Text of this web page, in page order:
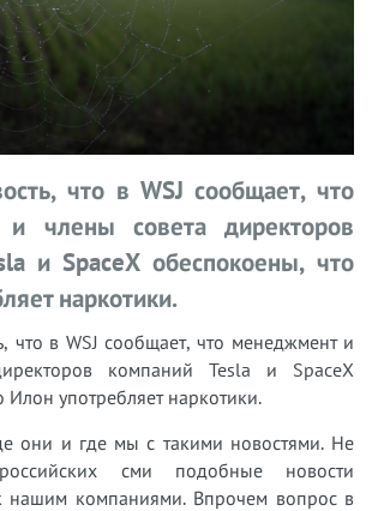
что в WSJ сообщает, что
члены совета директоров
и SpaceX обеспокоены, что
наркотики.
что в WSJ сообщает, что менеджмент и
компаний Tesla и SpaceX
употребляет наркотики.
они и где мы с такими новостями. Не
сми подобные новости
нашим компаниями. Впрочем вопрос в